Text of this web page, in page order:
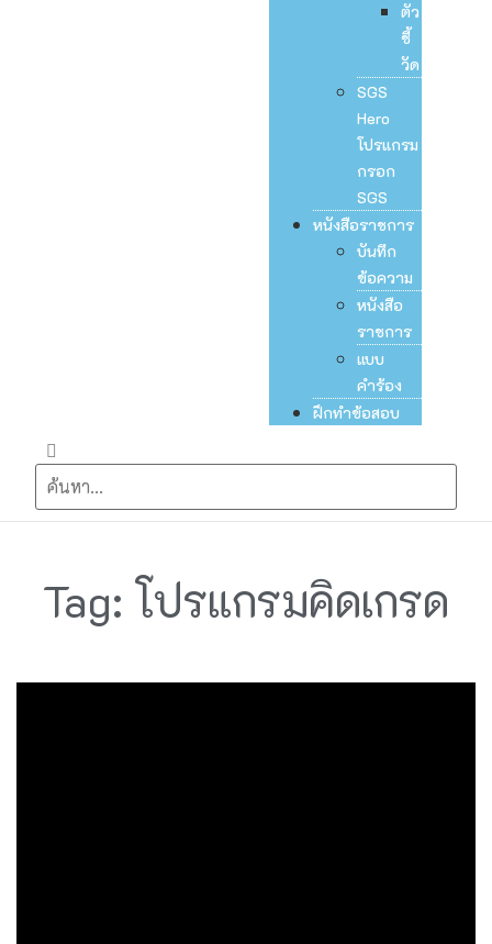
ตัว
ชี้
วัด
SGS
Hero
โปรแกรม
กรอก
SGS
หนังสือราชการ
บันทึก
ข้อความ
หนังสือ
ราชการ
แบบ
คำร้อง
ฝึกทำข้อสอบ
Tag: โปรแกรมคิดเกรด